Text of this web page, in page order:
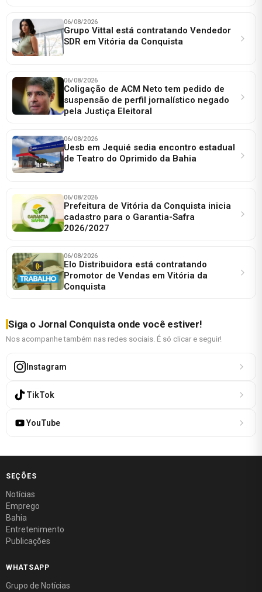
06/08/2026
Grupo Vittal está contratando Vendedor
SDR em Vitória da Conquista
06/08/2026
Coligação de ACM Neto tem pedido de
suspensão de perfil jornalístico negado
pela Justiça Eleitoral
06/08/2026
Uesb em Jequié sedia encontro estadual
de Teatro do Oprimido da Bahia
06/08/2026
Prefeitura de Vitória da Conquista inicia
cadastro para o Garantia-Safra
2026/2027
06/08/2026
Elo Distribuidora está contratando
Promotor de Vendas em Vitória da
Conquista
Siga o Jornal Conquista onde você estiver!
Nos acompanhe também nas redes sociais. É só clicar e seguir!
Instagram
TikTok
YouTube
SEÇÕES
Notícias
Emprego
Bahia
Entretenimento
Publicações
WHATSAPP
Grupo de Notícias